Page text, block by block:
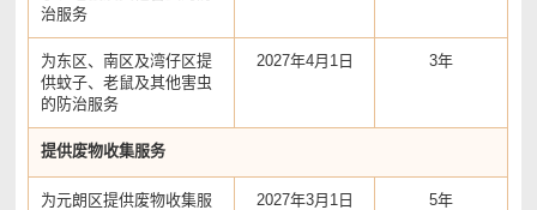
治服务
为东区、南区及湾仔区提
供蚊子、老鼠及其他害虫
的防治服务
2027年4月1日 3年
提供废物收集服务
为元朗区提供废物收集服
2027年3月1日 5年